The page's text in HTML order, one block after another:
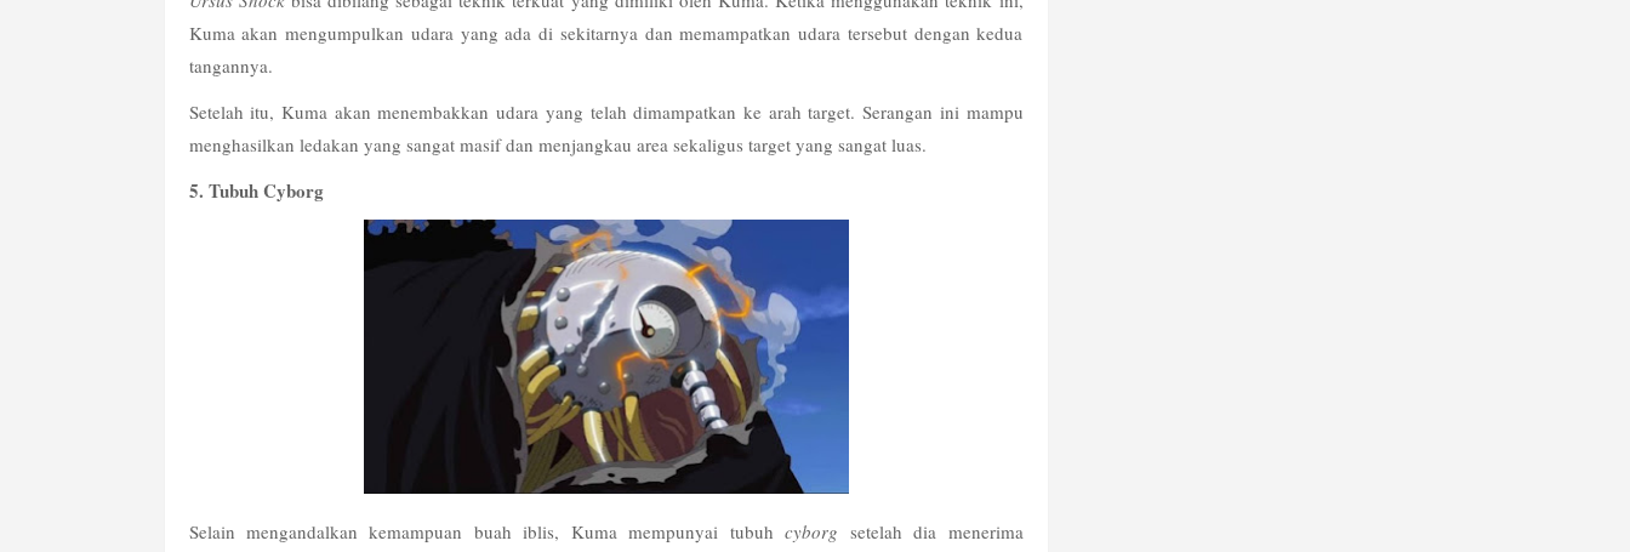
Kuma akan mengumpulkan udara yang ada di sekitarnya dan memampatkan udara tersebut dengan kedua
tangannya.
Setelah itu, Kuma akan menembakkan udara yang telah dimampatkan ke arah target. Serangan ini mampu
menghasilkan ledakan yang sangat masif dan menjangkau area sekaligus target yang sangat luas.
5. Tubuh Cyborg
Selain mengandalkan kemampuan buah iblis, Kuma mempunyai tubuh cyborg setelah dia menerima